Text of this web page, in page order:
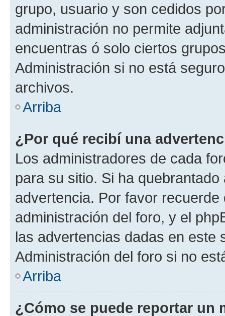
grupo, usuario y son cedidos
administración no permite
encuentras ó solo ciertos
Administración si no está
archivos.
Arriba
¿Por qué recibí una
Los administradores de cada
para su sitio. Si ha
advertencia. Por favor
administración del foro, y el
las advertencias dadas en este
Administración del foro si no
Arriba
¿Cómo se puede reportar un